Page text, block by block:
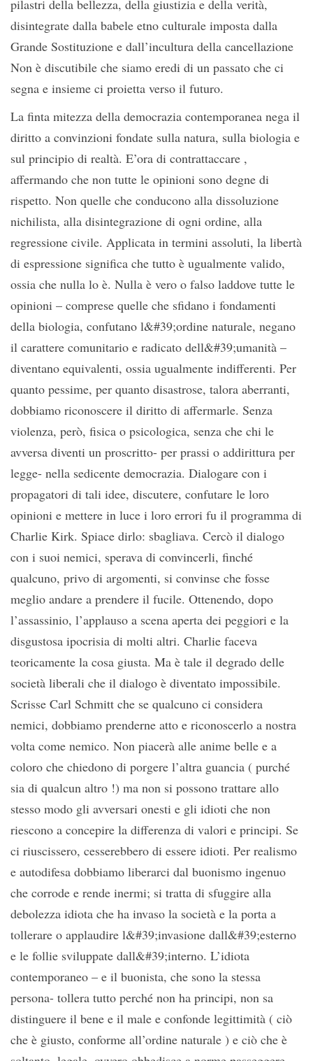
pilastri della bellezza, della giustizia e della verità,
disintegrate dalla babele etno culturale imposta dalla
Grande Sostituzione e dall’incultura della cancellazione
Non è discutibile che siamo eredi di un passato che ci
segna e insieme ci proietta verso il futuro.
La finta mitezza della democrazia contemporanea nega il
diritto a convinzioni fondate sulla natura, sulla biologia e
sul principio di realtà. E’ora di contrattaccare ,
affermando che non tutte le opinioni sono degne di
rispetto. Non quelle che conducono alla dissoluzione
nichilista, alla disintegrazione di ogni ordine, alla
regressione civile. Applicata in termini assoluti, la libertà
di espressione significa che tutto è ugualmente valido,
ossia che nulla lo è. Nulla è vero o falso laddove tutte le
opinioni – comprese quelle che sfidano i fondamenti
della biologia, confutano l&#39;ordine naturale, negano
il carattere comunitario e radicato dell&#39;umanità –
diventano equivalenti, ossia ugualmente indifferenti. Per
quanto pessime, per quanto disastrose, talora aberranti,
dobbiamo riconoscere il diritto di affermarle. Senza
violenza, però, fisica o psicologica, senza che chi le
avversa diventi un proscritto- per prassi o addirittura per
legge- nella sedicente democrazia. Dialogare con i
propagatori di tali idee, discutere, confutare le loro
opinioni e mettere in luce i loro errori fu il programma di
Charlie Kirk. Spiace dirlo: sbagliava. Cercò il dialogo
con i suoi nemici, sperava di convincerli, finché
qualcuno, privo di argomenti, si convinse che fosse
meglio andare a prendere il fucile. Ottenendo, dopo
l’assassinio, l’applauso a scena aperta dei peggiori e la
disgustosa ipocrisia di molti altri. Charlie faceva
teoricamente la cosa giusta. Ma è tale il degrado delle
società liberali che il dialogo è diventato impossibile.
Scrisse Carl Schmitt che se qualcuno ci considera
nemici, dobbiamo prenderne atto e riconoscerlo a nostra
volta come nemico. Non piacerà alle anime belle e a
coloro che chiedono di porgere l’altra guancia ( purché
sia di qualcun altro !) ma non si possono trattare allo
stesso modo gli avversari onesti e gli idioti che non
riescono a concepire la differenza di valori e principi. Se
ci riuscissero, cesserebbero di essere idioti. Per realismo
e autodifesa dobbiamo liberarci dal buonismo ingenuo
che corrode e rende inermi; si tratta di sfuggire alla
debolezza idiota che ha invaso la società e la porta a
tollerare o applaudire l&#39;invasione dall&#39;esterno
e le follie sviluppate dall&#39;interno. L’idiota
contemporaneo – e il buonista, che sono la stessa
persona- tollera tutto perché non ha principi, non sa
distinguere il bene e il male e confonde legittimità ( ciò
che è giusto, conforme all’ordine naturale ) e ciò che è